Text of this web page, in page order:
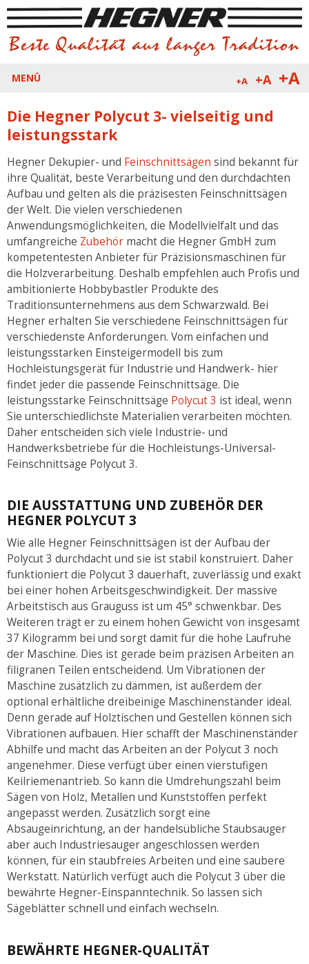
+A +A +A
MENÜ
Die Hegner Polycut 3- vielseitig und
leistungsstark
Hegner Dekupier- und Feinschnittsägen sind bekannt für
ihre Qualität, beste Verarbeitung und den durchdachten
Aufbau und gelten als die präzisesten Feinschnittsägen
der Welt. Die vielen verschiedenen
Anwendungsmöglichkeiten, die Modellvielfalt und das
umfangreiche Zubehör macht die Hegner GmbH zum
kompetentesten Anbieter für Präzisionsmaschinen für
die Holzverarbeitung. Deshalb empfehlen auch Profis und
ambitionierte Hobbybastler Produkte des
Traditionsunternehmens aus dem Schwarzwald. Bei
Hegner erhalten Sie verschiedene Feinschnittsägen für
verschiedenste Anforderungen. Vom einfachen und
leistungsstarken Einsteigermodell bis zum
Hochleistungsgerät für Industrie und Handwerk- hier
findet jeder die passende Feinschnittsäge. Die
leistungsstarke Feinschnittsäge Polycut 3 ist ideal, wenn
Sie unterschiedlichste Materialien verarbeiten möchten.
Daher entscheiden sich viele Industrie- und
Handwerksbetriebe für die Hochleistungs-Universal-
Feinschnittsäge Polycut 3.
DIE AUSSTATTUNG UND ZUBEHÖR DER
HEGNER POLYCUT 3
Wie alle Hegner Feinschnittsägen ist der Aufbau der
Polycut 3 durchdacht und sie ist stabil konstruiert. Daher
funktioniert die Polycut 3 dauerhaft, zuverlässig und exakt
bei einer hohen Arbeitsgeschwindigkeit. Der massive
Arbeitstisch aus Grauguss ist um 45° schwenkbar. Des
Weiteren trägt er zu einem hohen Gewicht von insgesamt
37 Kilogramm bei und sorgt damit für die hohe Laufruhe
der Maschine. Dies ist gerade beim präzisen Arbeiten an
filigranen Teilen entscheidend. Um Vibrationen der
Maschine zusätzlich zu dämmen, ist außerdem der
optional erhältliche dreibeinige Maschinenständer ideal.
Denn gerade auf Holztischen und Gestellen können sich
Vibrationen aufbauen. Hier schafft der Maschinenständer
Abhilfe und macht das Arbeiten an der Polycut 3 noch
angenehmer. Diese verfügt über einen vierstufigen
Keilriemenantrieb. So kann die Umdrehungszahl beim
Sägen von Holz, Metallen und Kunststoffen perfekt
angepasst werden. Zusätzlich sorgt eine
Absaugeinrichtung, an der handelsübliche Staubsauger
aber auch Industriesauger angeschlossen werden
können, für ein staubfreies Arbeiten und eine saubere
Werkstatt. Natürlich verfügt auch die Polycut 3 über die
bewährte Hegner-Einspanntechnik. So lassen sich
Sägeblätter schnell und einfach wechseln.
BEWÄHRTE HEGNER-QUALITÄT